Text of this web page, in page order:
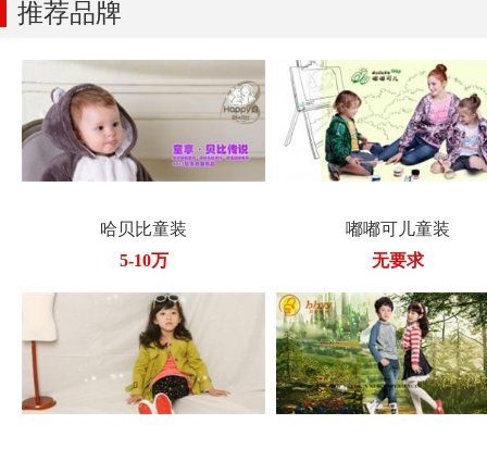
推荐品牌
哈贝比童装
5-10万
嘟嘟可儿童装
无要求